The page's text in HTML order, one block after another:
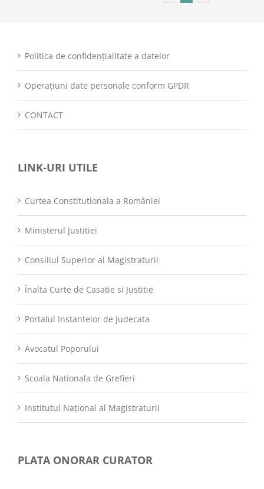
Politica de confidențialitate a datelor
Operațiuni date personale conform GPDR
CONTACT
LINK-URI UTILE
Curtea Constitutionala a României
Ministerul Justitiei
Consiliul Superior al Magistraturii
Înalta Curte de Casatie si Justitie
Portalul Instantelor de Judecata
Avocatul Poporului
Scoala Nationala de Grefieri
Institutul Național al Magistraturii
PLATA ONORAR CURATOR